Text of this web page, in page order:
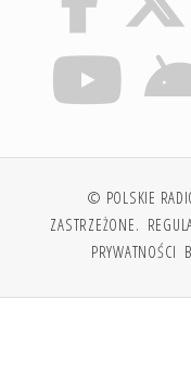
© POLSKIE
ZASTRZEŻONE.
PRYWATNOŚCI